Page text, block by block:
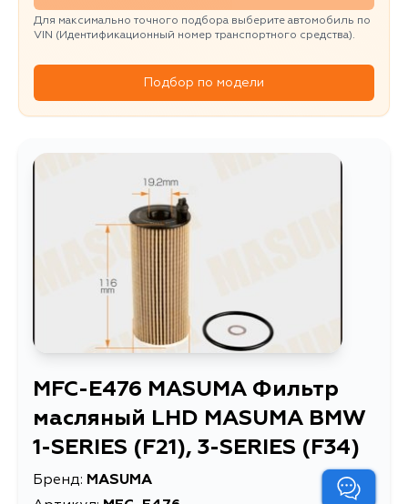
Для максимально точного подбора выберите автомобиль по
VIN (Идентификационный номер транспортного средства).
Подбор по модели
MFC-E476 MASUMA Фильтр
масляный LHD MASUMA BMW
1-SERIES (F21), 3-SERIES (F34)
Бренд: MASUMA